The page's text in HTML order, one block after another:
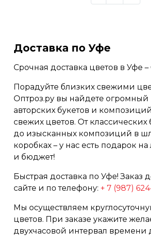
Доставка по Уфе
Срочная доставка цветов в Уфе –
Порадуйте близких свежими
Оптроз.ру вы найдете огромный
авторских букетов и
свежих цветов. От классических
до изысканных композиций в
коробках – у нас есть подарок
и бюджет!
Быстрая доставка по Уфе! Заказ
сайте и по телефону: + 7 (987)
Мы осуществляем
цветов. При заказе укажите
двухчасовой интервал времени